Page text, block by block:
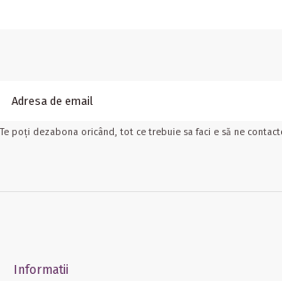
Te poți dezabona oricând, tot ce trebuie sa faci e să ne
Informatii